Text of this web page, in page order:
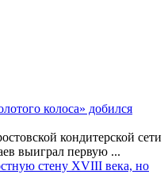
колоса» добился
кондитерской сети
выиграл первую ...
стену XVIII века, но